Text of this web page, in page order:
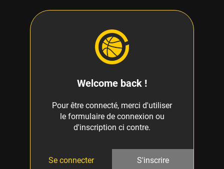
Welcome back !
Pour être connecté, merci d'utiliser
le formulaire de connexion ou
d'inscription ci contre.
Se connecter S'inscrire